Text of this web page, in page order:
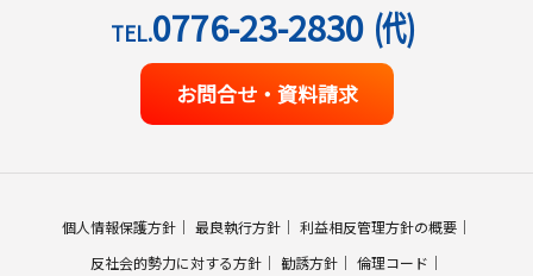
TEL.0776-23-2830 (代)
お問合せ・資料請求
個人情報保護方針 最良執行方針
利益相反管理方針の概要
反社会的勢力に対する方針
勧誘方針 倫理コード